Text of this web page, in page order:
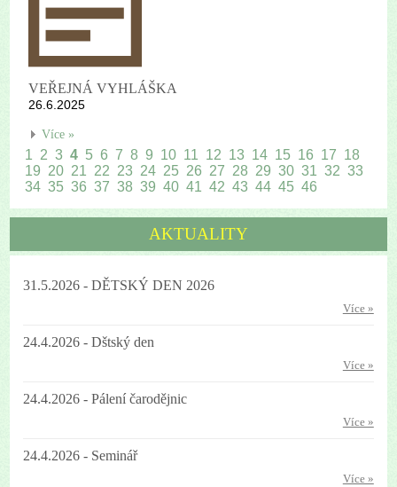
VEŘEJNÁ VYHLÁŠKA
26.6.2025
Více »
1 2 3 4 5 6 7 8 9 10 11 12 13 14 15 16 17 18
19 20 21 22 23 24 25 26 27 28 29 30 31 32 33
34 35 36 37 38 39 40 41 42 43 44 45 46
AKTUALITY
31.5.2026 - DĚTSKÝ DEN 2026
Více »
24.4.2026 - Dštský den
Více »
24.4.2026 - Pálení čarodějnic
Více »
24.4.2026 - Seminář
Více »